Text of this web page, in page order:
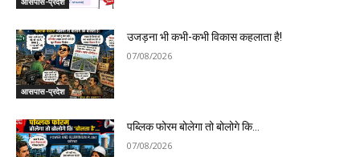
आसपास-प्रदेश
उजड़ना भी कभी-कभी विकास कहलाता है!
07/08/2026
पब्लिक फोरम बोलेगा तो बोलोगे कि…
07/08/2026